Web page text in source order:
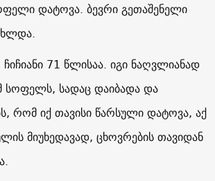
დატოვა. ბევრი გეთაშენელი
71 წლისაა. იგი ნაღვლიანად
სოფელს, სადაც დაიბადა და
რომ იქ თავისი წარსული დატოვა, აქ
მიუხედავად, ცხოვრების თავიდან